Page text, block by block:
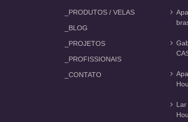
_PRODUTOS / VELAS
_BLOG
_PROJETOS
_PROFISSIONAIS
_CONTATO